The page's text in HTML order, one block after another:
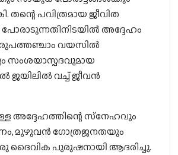
തന്റെ പവിത്രമായ ജീവിത
പോരാടുന്നതിനിടയില്‍ അദ്ദേഹം
ഇരുപത്തഞ്ചാം വയസില്‍
സംശയാസ്പദവുമായ
ജയിലില്‍ വച്ച് ജീവന്‍
അദ്ദേഹത്തിന്റെ സ്‌നേഹവും
മുഴുവന്‍ ഗോത്രജനതയും
ദൈവിക പുരുഷനായി ആദരിച്ചു.